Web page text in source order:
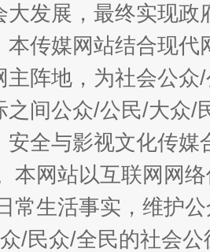
大发展，最终实现
本传媒网站结合现
主阵地，为社会公
之间公众/公民/大众/
安全与影视文化传
本网站以互联网网
常生活事实，维护
/民众/全民的社会公